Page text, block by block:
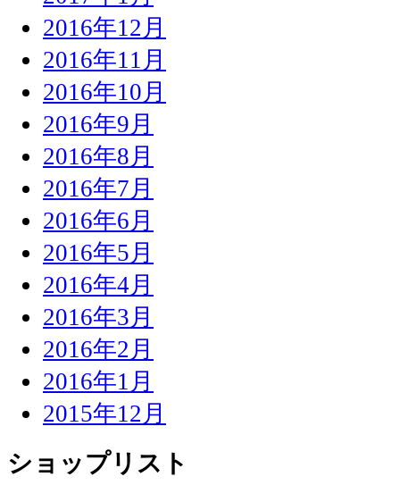
2016年12月
2016年11月
2016年10月
2016年9月
2016年8月
2016年7月
2016年6月
2016年5月
2016年4月
2016年3月
2016年2月
2016年1月
2015年12月
ショップリスト